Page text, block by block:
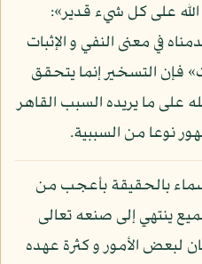
«إن الله على كل شيء قدير»:
قدمناه في معنى النفي و الإثبات
فإن التسخير إنما يتحقق
على ما يريده السبب القاهر
نوعا من السببية.
بالحقيقة بأعجب من
ينتهي إلى صنعه تعالى
لبعض الأمور و كثرة عهده